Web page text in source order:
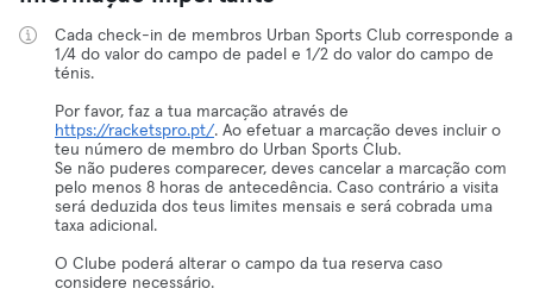
Cada check-in de membros Urban Sports Club corresponde a
1/4 do valor do campo de padel e 1/2 do valor do campo de
ténis.
Por favor, faz a tua marcação através de
https://racketspro.pt/. Ao efetuar a marcação deves incluir o
teu número de membro do Urban Sports Club.
Se não puderes comparecer, deves cancelar a marcação com
pelo menos 8 horas de antecedência. Caso contrário a visita
será deduzida dos teus limites mensais e será cobrada uma
taxa adicional.
O Clube poderá alterar o campo da tua reserva caso
considere necessário.